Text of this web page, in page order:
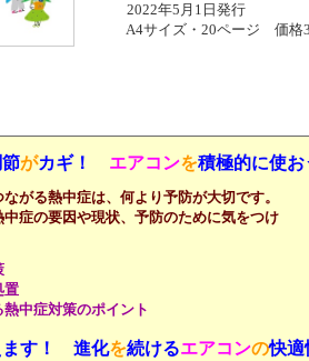
2022年5月1日発行
A4サイズ・20ページ 価格
がカギ！ エアコンを積極的に使お
がる熱中症は、何より予防が大切です。
症の要因や現状、予防のために気をつけ
置
熱中症対策のポイント
す！ 進化を続けるエアコンの快適